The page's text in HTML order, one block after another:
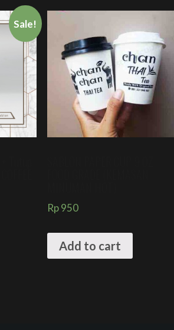
Sale!
Rp950
Add to cart